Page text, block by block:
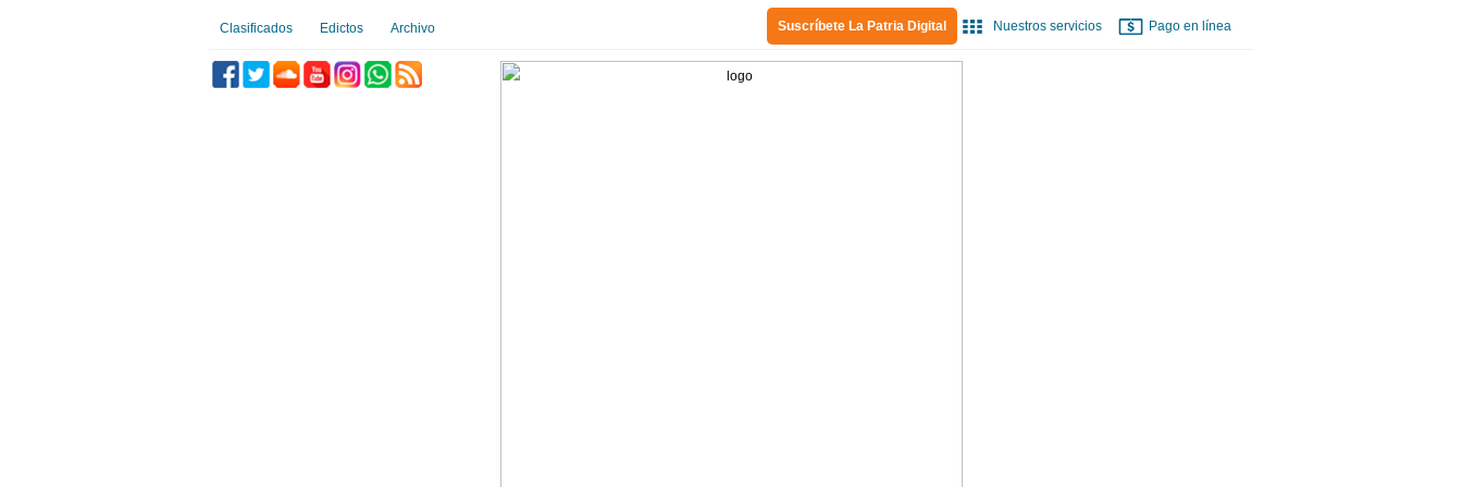
Clasificados Edictos Archivo Suscríbete La Patria Digital Nuestros servicios Pago en línea